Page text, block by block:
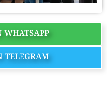
WHATSAPP
TELEGRAM